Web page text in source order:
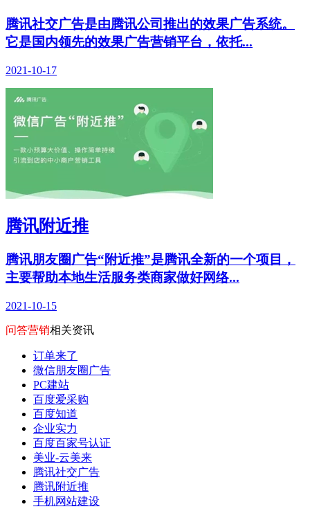
腾讯社交广告是由腾讯公司推出的效果广告系统。
它是国内领先的效果广告营销平台，依托...
2021-10-17
腾讯附近推
腾讯朋友圈广告“附近推”是腾讯全新的一个项目，
主要帮助本地生活服务类商家做好网络...
2021-10-15
问答营销相关资讯
订单来了
微信朋友圈广告
PC建站
百度爱采购
百度知道
企业实力
百度百家号认证
美业-云美来
腾讯社交广告
腾讯附近推
手机网站建设